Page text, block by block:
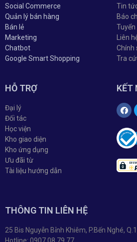
Social Commerce
Quản lý bán hàng
Bán lẻ
Marketing
Chatbot
Google Smart Shopping
Tin
Báo
Tuyển
Liên
Chính
Tra
HỖ TRỢ
Đại lý
Đối tác
Học viện
Kho giao diện
Kho ứng dụng
Ưu đãi từ
Tài liệu hướng dẫn
KẾT
THÔNG TIN LIÊN HỆ
25 Bis Nguyễn Bỉnh Khiêm, P.Bến Nghé,